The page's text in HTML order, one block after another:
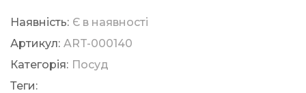
Наявність: Є в наявності
Артикул: ART-000140
Категорія: Посуд
Теги: